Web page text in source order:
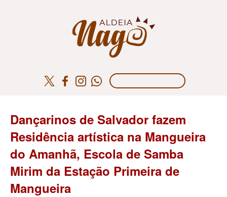
Dançarinos de Salvador fazem
Residência artística na Mangueira
do Amanhã, Escola de Samba
Mirim da Estação Primeira de
Mangueira